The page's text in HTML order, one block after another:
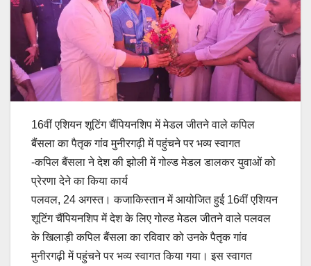
16वीं एशियन शूटिंग चैंपियनशिप में मेडल जीतने वाले कपिल
बैंसला का पैतृक गांव मुनीरगढ़ी में पहुंचने पर भव्य स्वागत
-कपिल बैंसला ने देश की झोली में गोल्ड मेडल डालकर युवाओं को
प्रेरणा देने का किया कार्य
पलवल, 24 अगस्त। कजाकिस्तान में आयोजित हुई 16वीं एशियन
शूटिंग चैंपियनशिप में देश के लिए गोल्ड मेडल जीतने वाले पलवल
के खिलाड़ी कपिल बैंसला का रविवार को उनके पैतृक गांव
मुनीरगढ़ी में पहुंचने पर भव्य स्वागत किया गया। इस स्वागत